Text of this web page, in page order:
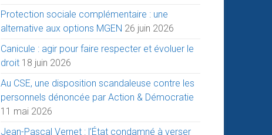
Protection sociale complémentaire : une
alternative aux options MGEN 26 juin 2026
Canicule : agir pour faire respecter et évoluer le
droit 18 juin 2026
Au CSE, une disposition scandaleuse contre les
personnels dénoncée par Action & Démocratie
11 mai 2026
Jean-Pascal Vernet : l’État condamné à verser